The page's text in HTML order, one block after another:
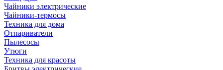
Чайники электрические
Чайники-термосы
Техника для дома
Отпариватели
Пылесосы
Утюги
Техника для красоты